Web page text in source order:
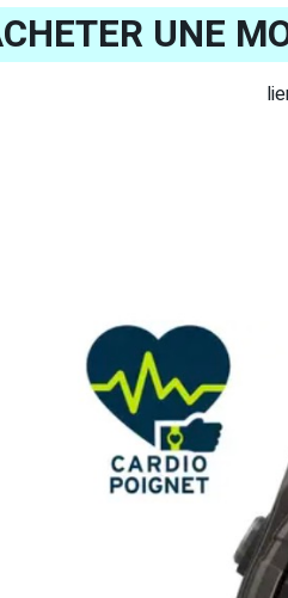
UNE